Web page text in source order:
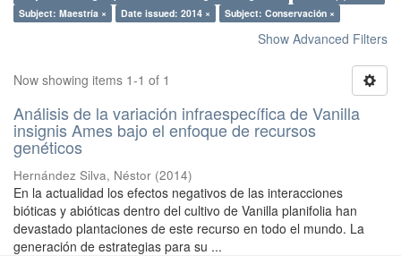
Subject: Maestría ×
Date issued: 2014 × Subject: Conservación ×
Show Advanced Filters
Now showing items 1-1 of 1
Análisis de la variación infraespecífica de Vanilla
insignis Ames bajo el enfoque de recursos
genéticos
Hernández Silva, Néstor (2014)
En la actualidad los efectos negativos de las interacciones
bióticas y abióticas dentro del cultivo de Vanilla planifolia han
devastado plantaciones de este recurso en todo el mundo. La
generación de estrategias para su ...